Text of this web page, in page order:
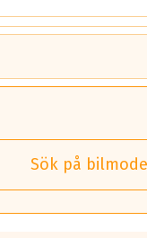
G däck.Sök på